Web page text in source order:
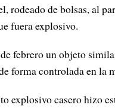
rodeado de bolsas, al
fuera explosivo.
febrero un objeto
forma controlada en la
explosivo casero hizo